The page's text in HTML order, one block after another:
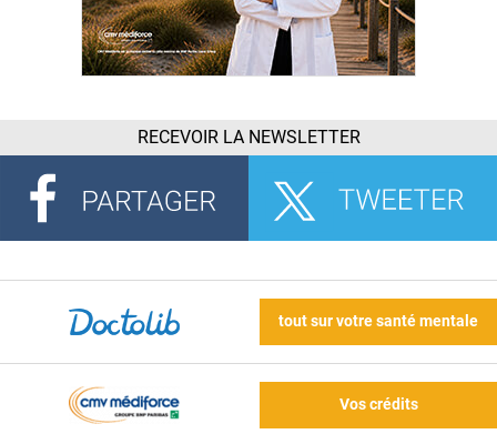
RECEVOIR LA NEWSLETTER
tout sur votre santé mentale
Vos crédits